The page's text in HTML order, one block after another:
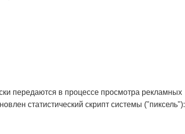
передаются в процессе просмотра рекламных
статистический скрипт системы ("пиксель"):